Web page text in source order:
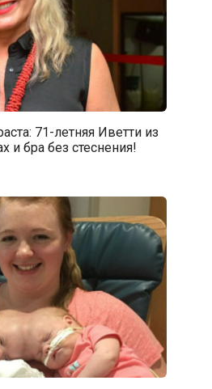
71-летняя Иветти из
и бра без стеснения!